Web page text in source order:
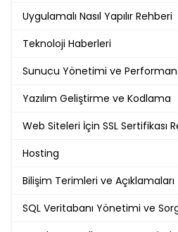
Uygulamalı Nasıl Yapılır Rehberi
Teknoloji Haberleri
Sunucu Yönetimi ve
Yazılım Geliştirme ve Kodlama
Web Siteleri İçin SSL Sertifikası
Hosting
Bilişim Terimleri ve Açıklamaları
SQL Veritabanı Yönetimi ve